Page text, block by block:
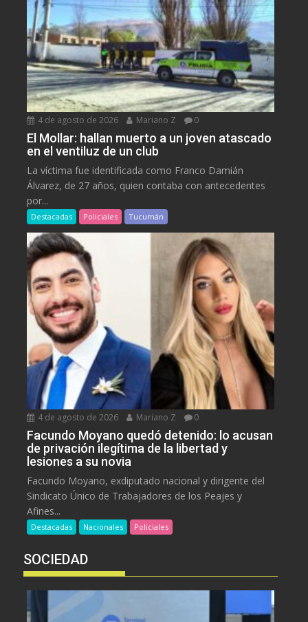
4 de agosto de 2026 Mariano Z 0
El Mollar: hallan muerto a un joven atascado
en el ventiluz de un club
La víctima fue identificada como Franco Damián
Álvarez, de 27 años, quien contaba con antecedentes
por...
Destacadas Policiales Tucumán
4 de agosto de 2026 Mariano Z 0
Facundo Moyano quedó detenido: lo acusan
de privación ilegítima de la libertad y
lesiones a su novia
Facundo Moyano, exdiputado nacional y dirigente del
Sindicato Único de Trabajadores de los Peajes y
Afines...
Destacadas Nacionales Policiales
SOCIEDAD